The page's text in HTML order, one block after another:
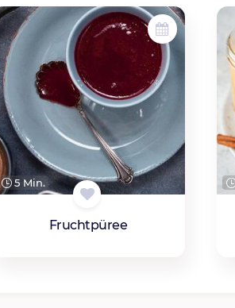
5 Min.
Fruchtpüree